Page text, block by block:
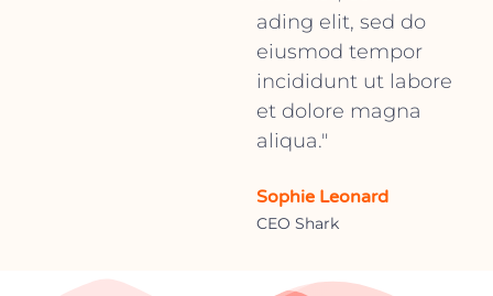
ading elit, sed do
eiusmod tempor
incididunt ut labore
et dolore magna
aliqua."
Sophie Leonard
CEO Shark